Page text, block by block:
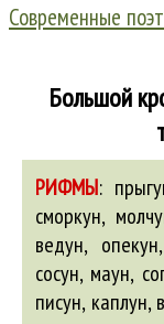
Современные
Большой
РИФМЫ:
сморкун,
ведун,
сосун, маун,
писун, каплун,